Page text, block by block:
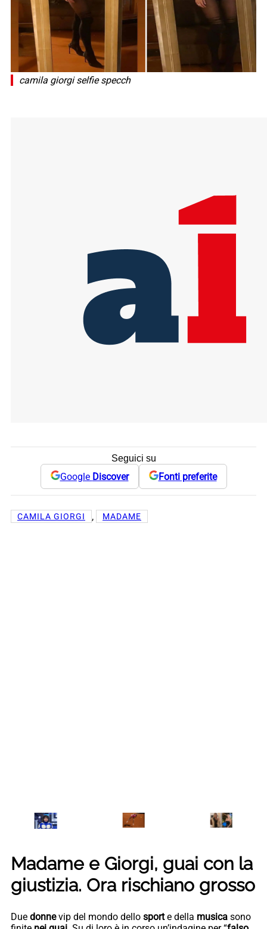
camila giorgi selfie specch
Seguici su
Google Discover Fonti preferite
CAMILA GIORGI , MADAME
Madame e Giorgi, guai con la
giustizia. Ora rischiano grosso
Due donnevip del mondo dello sporte della musica sono